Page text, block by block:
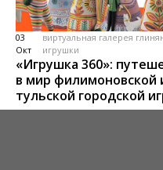
03
Окт
виртуальная галерея
игрушки
«Игрушка 360»:
в мир филимоновской
тульской городской